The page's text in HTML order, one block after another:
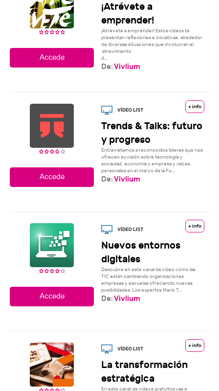
¡Atrévete a
emprender!
¡Atrévete a emprender! Estos vídeos te
presentan reflexiones e iniciativas, alrededor
de diversas situaciones que involucran el
‘atrevimiento’
d...
De:Vivlium
+ info
Trends & Talks: futuro
y progreso
Entrevistamos a reconocidos líderes que nos
ofrecen su visión sobre tecnología y
sociedad, economía y empresa y raíces
personales en el marco de la Fu...
De:Vivlium
+ info
Nuevos entornos
digitales
Descubre en este canal de vídeo cómo las
TIC están cambiando organizaciones,
empresas y escuelas ofreciendo nuevas
posibilidades. Los expertos Mario T...
De:Vivlium
+ info
La transformación
estratégica
En este canal de vídeos gratuitos vas a